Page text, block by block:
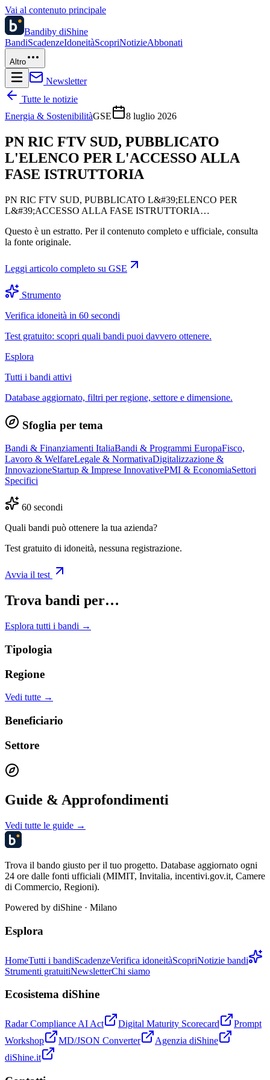
Vai al contenuto principale
Bandiby diShine
BandiScadenzeIdoneitàScopriNotizieAbbonati
Altro
Newsletter
Tutte le notizie
Energia & SostenibilitàGSE 8 luglio 2026
PN RIC FTV SUD, PUBBLICATO
L'ELENCO PER L'ACCESSO ALLA
FASE ISTRUTTORIA
PN RIC FTV SUD, PUBBLICATO L&#39;ELENCO PER
L&#39;ACCESSO ALLA FASE ISTRUTTORIA…
Questo è un estratto. Per il contenuto completo e ufficiale, consulta
la fonte originale.
Leggi articolo completo su GSE
Strumento
Verifica idoneità in 60 secondi
Test gratuito: scopri quali bandi puoi davvero ottenere.
Esplora
Tutti i bandi attivi
Database aggiornato, filtri per regione, settore e dimensione.
Sfoglia per tema
Bandi & Finanziamenti ItaliaBandi & Programmi EuropaFisco,
Lavoro & WelfareLegale & NormativaDigitalizzazione &
InnovazioneStartup & Imprese InnovativePMI & EconomiaSettori
Specifici
60 secondi
Quali bandi può ottenere la tua azienda?
Test gratuito di idoneità, nessuna registrazione.
Avvia il test
Trova bandi per…
Esplora tutti i bandi →
Tipologia
Regione
Vedi tutte →
Beneficiario
Settore
Guide & Approfondimenti
Vedi tutte le guide →
Trova il bando giusto per il tuo progetto. Database aggiornato ogni
24 ore dalle fonti ufficiali (MIMIT, Invitalia, incentivi.gov.it, Camere
di Commercio, Regioni).
Powered by diShine · Milano
Esplora
HomeTutti i bandiScadenzeVerifica idoneitàScopriNotizie bandi
Strumenti gratuitiNewsletterChi siamo
Ecosistema diShine
Radar Compliance AI Act Digital Maturity Scorecard
Prompt
Workshop
MD/JSON Converter
Agenzia diShine
diShine.it